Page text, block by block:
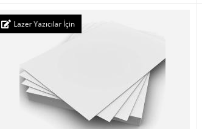
Lazer Yazıcılar İçin